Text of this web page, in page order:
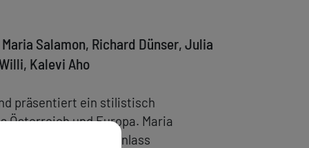
Salamon, Richard Dünser, Julia
Kalevi Aho
präsentiert ein stilistisch
Österreich und Europa. Maria
haben zu diesem Anlass